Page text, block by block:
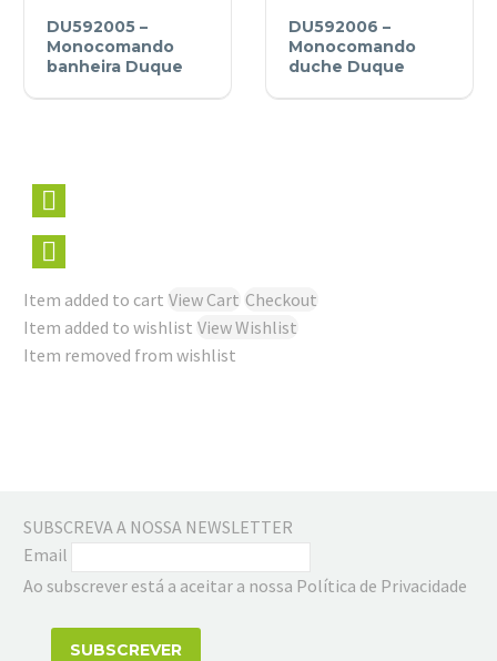
Monocomando
banheira
DU592005 –
Monocomando
banheira Duque
Monocomando
duche
DU592006 –
Monocomando
duche Duque
Item added to cart View Cart Checkout
Item added to wishlist View Wishlist
Item removed from wishlist
SUBSCREVA A NOSSA NEWSLETTER
Email
Ao subscrever está a aceitar a nossa Política de Privacidade